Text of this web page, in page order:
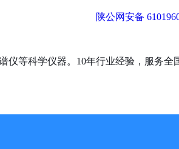
陕公网安备
等科学仪器。10年行业经验，服务全